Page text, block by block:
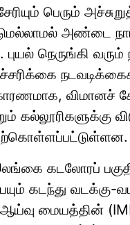
பெரும்
அண்டை
புயல் நெருங்கி
விமானச்
கல்லூரிகளுக்கு
கடலோரப்
கடந்து வடக்கு-
மையத்தின்